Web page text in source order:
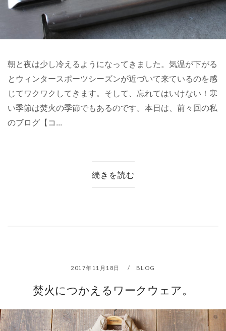
朝と夜は少し冷えるようになってきました。気温が下がる
とウィンタースポーツシーズンが近づいて来ているのを感
じてワクワクしてきます。そして、忘れてはいけない！寒
い季節は焚火の季節でもあるのです。本日は、前々回の私
のブログ【コ...
続きを読む
2017年11月18日 BLOG
焚火につかえるワークウェア。